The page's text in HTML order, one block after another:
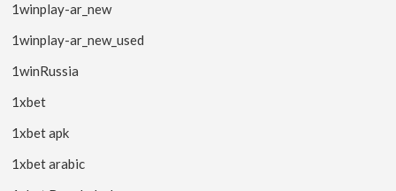
1winplay-ar_new
1winplay-ar_new_used
1winRussia
1xbet
1xbet apk
1xbet arabic